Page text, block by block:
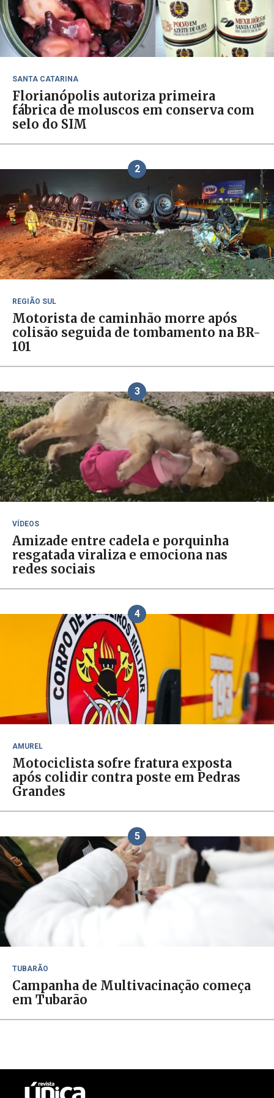
SANTA CATARINA
Florianópolis autoriza primeira
fábrica de moluscos em conserva com
selo do SIM
2
REGIÃO SUL
Motorista de caminhão morre após
colisão seguida de tombamento na BR-
101
3
VÍDEOS
Amizade entre cadela e porquinha
resgatada viraliza e emociona nas
redes sociais
4
AMUREL
Motociclista sofre fratura exposta
após colidir contra poste em Pedras
Grandes
5
TUBARÃO
Campanha de Multivacinação começa
em Tubarão